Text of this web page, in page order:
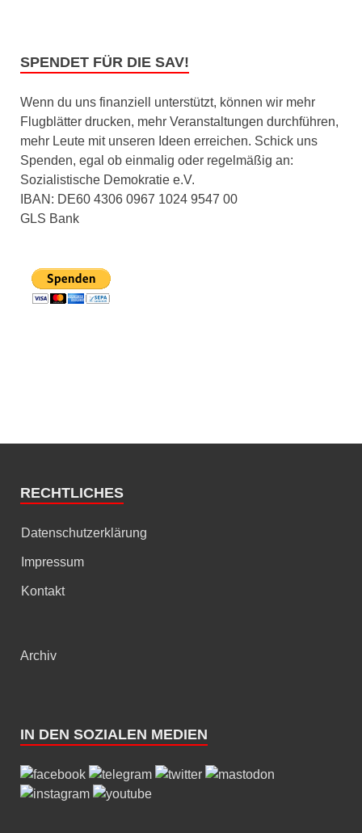
SPENDET FÜR DIE SAV!
Wenn du uns finanziell unterstützt, können wir mehr
Flugblätter drucken, mehr Veranstaltungen durchführen,
mehr Leute mit unseren Ideen erreichen. Schick uns
Spenden, egal ob einmalig oder regelmäßig an:
Sozialistische Demokratie e.V.
IBAN: DE60 4306 0967 1024 9547 00
GLS Bank
RECHTLICHES
Datenschutzerklärung
Impressum
Kontakt
Archiv
IN DEN SOZIALEN MEDIEN